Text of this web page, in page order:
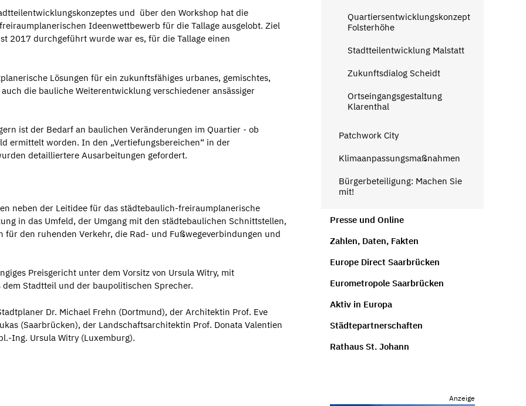
und über den Workshop hat die
Ideenwettbewerb für die Tallage ausgelobt. Ziel
2017 durchgeführt wurde war es, für die Tallage einen
Lösungen für ein zukunftsfähiges urbanes, gemischtes,
die bauliche Weiterentwicklung verschiedener ansässiger
ist der Bedarf an baulichen Veränderungen im Quartier - ob
ermittelt worden. In den „Vertiefungsbereichen“ in der
detailliertere Ausarbeitungen gefordert.
neben der Leitidee für das städtebaulich-freiraumplanerische
in das Umfeld, der Umgang mit den städtebaulichen Schnittstellen,
den ruhenden Verkehr, die Rad- und Fußwegeverbindungen und
Preisgericht unter dem Vorsitz von Ursula Witry, mit
Stadtteil und der baupolitischen Sprecher.
Dr. Michael Frehn (Dortmund), der Architektin Prof. Eve
(Saarbrücken), der Landschaftsarchitektin Prof. Donata Valentien
Ing. Ursula Witry (Luxemburg).
Quartiersentwicklungskonzept
Folsterhöhe
Stadtteilentwicklung Malstatt
Zukunftsdialog Scheidt
Ortseingangsgestaltung
Klarenthal
Patchwork City
Klimaanpassungsmaßnahmen
Bürgerbeteiligung: Machen Sie
mit!
Presse und Online
Zahlen, Daten, Fakten
Europe Direct Saarbrücken
Eurometropole Saarbrücken
Aktiv in Europa
Städtepartnerschaften
Rathaus St. Johann
Anzeige